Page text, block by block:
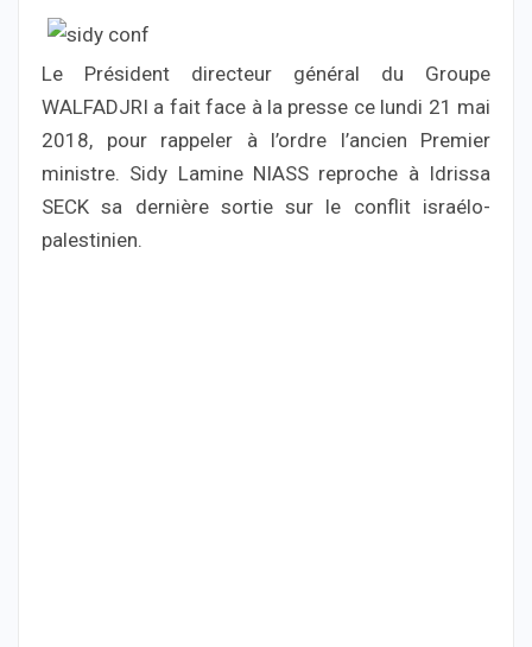
Le Président directeur général du Groupe
WALFADJRI a fait face à la presse ce lundi 21 mai
2018, pour rappeler à l’ordre l’ancien Premier
ministre. Sidy Lamine NIASS reproche à Idrissa
SECK sa dernière sortie sur le conflit israélo-
palestinien.